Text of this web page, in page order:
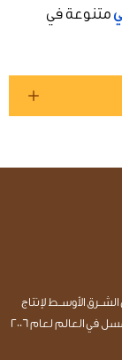
متنوعة في
الأوســط لإنتاج
النحـل و العســل البلـدي الدوائي الحائز ع المركز الأول كأجود عسل في العالم لعام 2006